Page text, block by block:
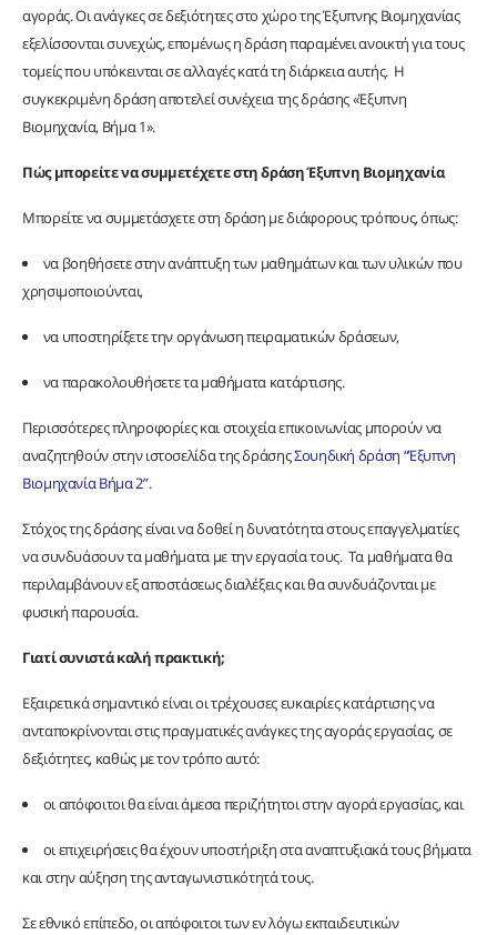
αγοράς. Οι ανάγκες σε δεξιότητες στο χώρο της Έξυπνης Βιομηχανίας
εξελίσσονται συνεχώς, επομένως η δράση παραμένει ανοικτή για τους
τομείς που υπόκεινται σε αλλαγές κατά τη διάρκεια αυτής. Η
συγκεκριμένη δράση αποτελεί συνέχεια της δράσης «Έξυπνη
Βιομηχανία, Βήμα 1».
Πώς μπορείτε να συμμετέχετε στη δράση Έξυπνη Βιομηχανία
Μπορείτε να συμμετάσχετε στη δράση με διάφορους τρόπους, όπως:
να βοηθήσετε στην ανάπτυξη των μαθημάτων και των υλικών που
χρησιμοποιούνται,
να υποστηρίξετε την οργάνωση πειραματικών δράσεων,
να παρακολουθήσετε τα μαθήματα κατάρτισης.
Περισσότερες πληροφορίες και στοιχεία επικοινωνίας μπορούν να
αναζητηθούν στην ιστοσελίδα της δράσηςΣουηδική δράση “Έξυπνη
Βιομηχανία Βήμα 2”.
Στόχος της δράσης είναι να δοθεί η δυνατότητα στους επαγγελματίες
να συνδυάσουν τα μαθήματα με την εργασία τους. Τα μαθήματα θα
περιλαμβάνουν εξ αποστάσεως διαλέξεις και θα συνδυάζονται με
φυσική παρουσία.
Γιατί συνιστά καλή πρακτική;
Εξαιρετικά σημαντικό είναι οι τρέχουσες ευκαιρίες κατάρτισης να
ανταποκρίνονται στις πραγματικές ανάγκες της αγοράς εργασίας, σε
δεξιότητες, καθώς με τον τρόπο αυτό:
οι απόφοιτοι θα είναι άμεσα περιζήτητοι στην αγορά εργασίας, και
οι επιχειρήσεις θα έχουν υποστήριξη στα αναπτυξιακά τους βήματα
και στην αύξηση της ανταγωνιστικότητά τους.
Σε εθνικό επίπεδο, οι απόφοιτοι των εν λόγω εκπαιδευτικών